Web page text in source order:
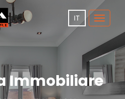
Toggle
IT
Immobiliare